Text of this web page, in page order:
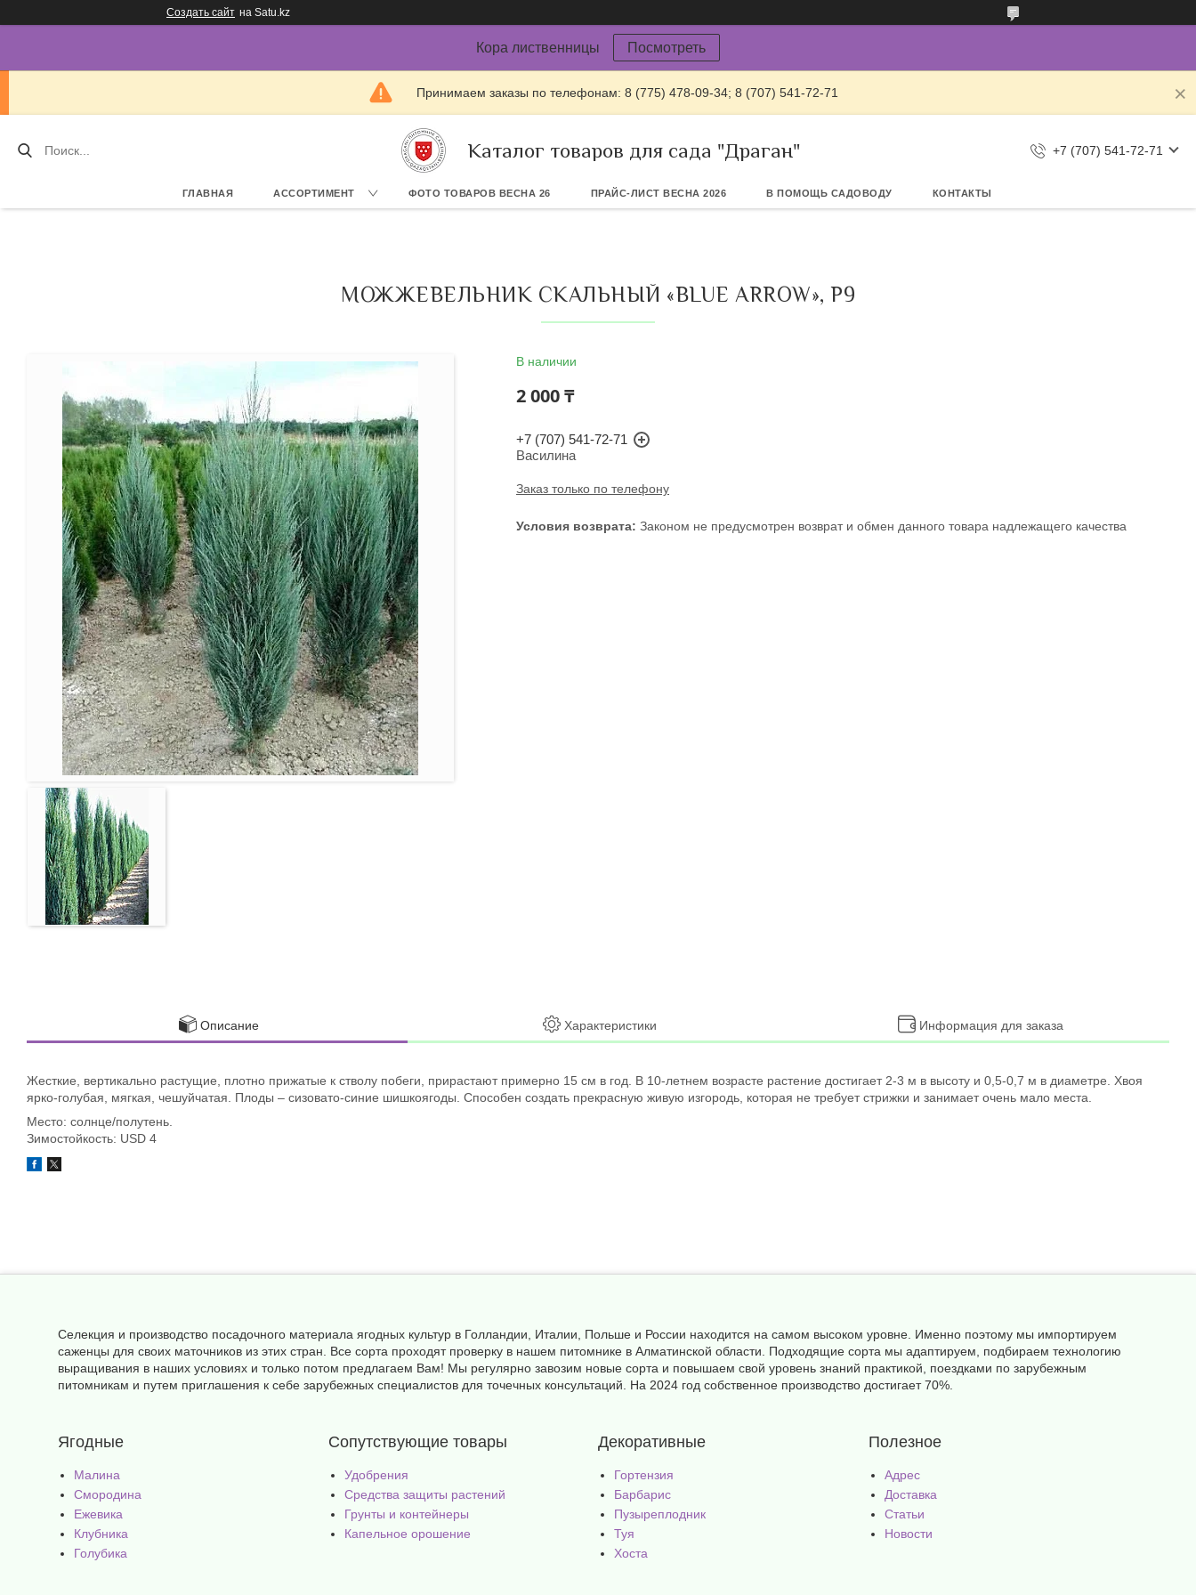
Создать сайт на Satu.kz
Кора лиственницы Посмотреть
Принимаем заказы по телефонам: 8 (775) 478-09-34; 8 (707) 541-72-71
Каталог товаров для сада "Драган" +7 (707) 541-72-71
ГЛАВНАЯ АССОРТИМЕНТ ФОТО ТОВАРОВ ВЕСНА 26 ПРАЙС-ЛИСТ ВЕСНА 2026 В ПОМОЩЬ САДОВОДУ КОНТАКТЫ
МОЖЖЕВЕЛЬНИК СКАЛЬНЫЙ «BLUE ARROW», Р9
В наличии
2 000 ₸
+7 (707) 541-72-71
Василина
Заказ только по телефону
Законом не предусмотрен возврат и обмен данного товара надлежащего качества
Описание Характеристики Информация для заказа
Жесткие, вертикально растущие, плотно прижатые к стволу побеги, прирастают примерно 15 см в год. В 10-летнем возрасте растение достигает 2-3 м в высоту и 0,5-0,7 м в диаметре. Хвоя
ярко-голубая, мягкая, чешуйчатая. Плоды – сизовато-синие шишкоягоды. Способен создать прекрасную живую изгородь, которая не требует стрижки и занимает очень мало места.
Место: солнце/полутень.
Зимостойкость: USD 4
Селекция и производство посадочного материала ягодных культур в Голландии, Италии, Польше и России находится на самом высоком уровне. Именно поэтому мы импортируем
саженцы для своих маточников из этих стран. Все сорта проходят проверку в нашем питомнике в Алматинской области. Подходящие сорта мы адаптируем, подбираем технологию
выращивания в наших условиях и только потом предлагаем Вам! Мы регулярно завозим новые сорта и повышаем свой уровень знаний практикой, поездками по зарубежным
питомникам и путем приглашения к себе зарубежных специалистов для точечных консультаций. На 2024 год собственное производство достигает 70%.
Ягодные
Малина
Смородина
Ежевика
Клубника
Голубика
Сопутствующие товары
Удобрения
Средства защиты растений
Грунты и контейнеры
Капельное орошение
Декоративные
Гортензия
Барбарис
Пузыреплодник
Туя
Хоста
Полезное
Адрес
Доставка
Статьи
Новости